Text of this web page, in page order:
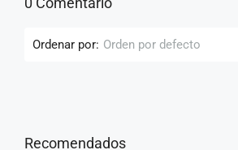
Ordenar por: Orden por defecto
Recomendados